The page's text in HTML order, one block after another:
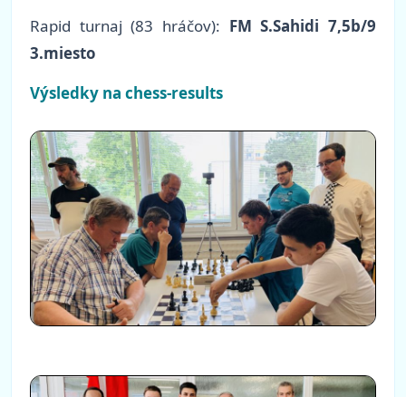
Rapid turnaj (83 hráčov): FM S.Sahidi 7,5b/9
3.miesto
Výsledky na chess-results